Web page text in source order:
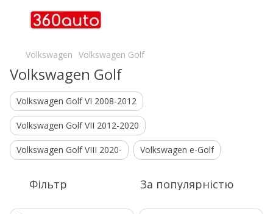
Volkswagen Volkswagen Golf
Volkswagen Golf
Volkswagen Golf VI 2008-2012
Volkswagen Golf VII 2012-2020
Volkswagen Golf VIII 2020- Volkswagen e-Golf
Фільтр За популярністю